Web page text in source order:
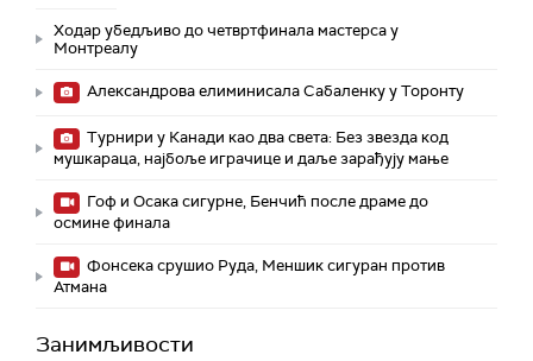
Ходар убедљиво до четвртфинала мастерса у
Монтреалу
Александрова елиминисала Сабаленку у Торонту
Турнири у Канади као два света: Без звезда код
мушкараца, најбоље играчице и даље зарађују мање
Гоф и Осака сигурне, Бенчић после драме до
осмине финала
Фонсека срушио Руда, Меншик сигуран против
Атмана
Занимљивости